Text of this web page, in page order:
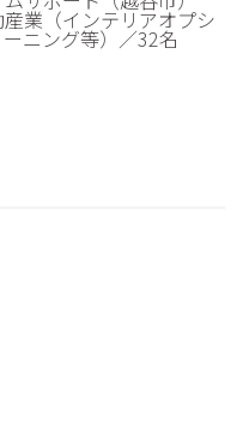
業（インテリアオプシ
ニング等）／32名